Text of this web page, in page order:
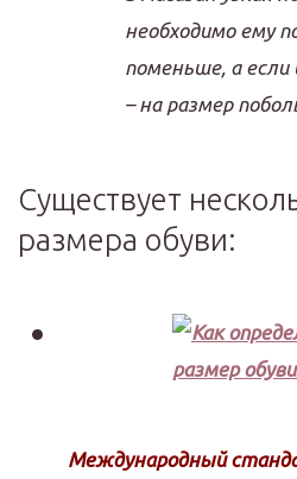
необходимо ему
поменьше, а
– на размер
Существует
размера обуви:
Международный